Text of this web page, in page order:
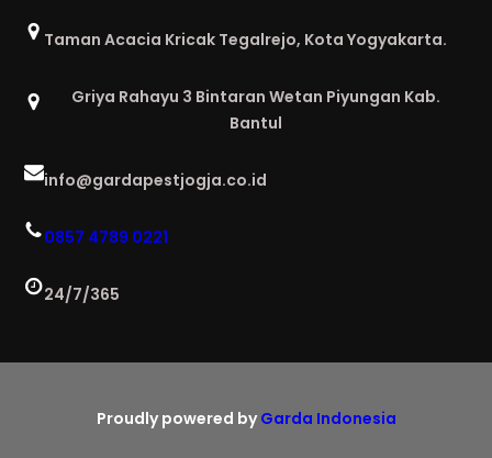
Taman Acacia Kricak Tegalrejo, Kota Yogyakarta.
Griya Rahayu 3 Bintaran Wetan Piyungan Kab.
Bantul
info@gardapestjogja.co.id
0857 4789 0221
24/7/365
Proudly powered by Garda Indonesia